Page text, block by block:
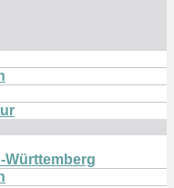
Württemberg